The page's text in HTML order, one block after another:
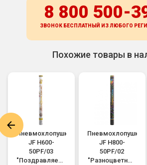
8 800 500-
ЗВОНОК БЕСПЛАТНЫЙ ИЗ ЛЮБОГО
Похожие товары в
Пневмохлопушка
JF H600-
50PF/03
"Поздравляем!"
Пневмохлопушка
JF H800-
50PF/02
"Разноцветный